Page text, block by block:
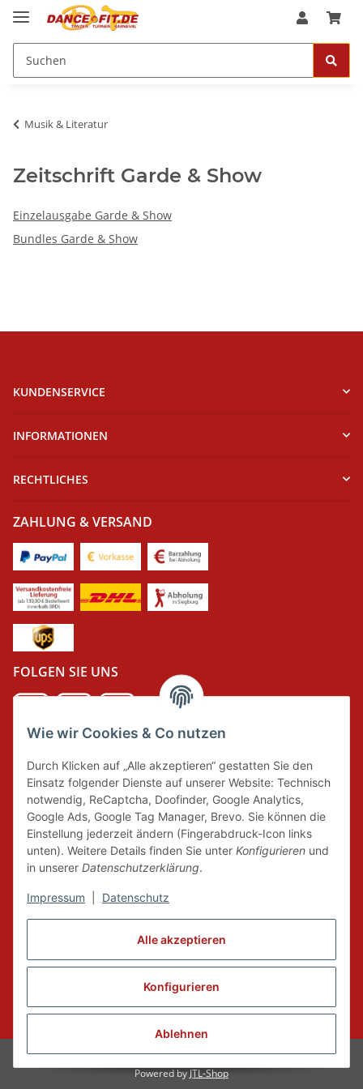
Alle akzeptieren
Konfigurieren
Ablehnen
Wie wir Cookies & Co nutzen
Durch Klicken auf „Alle akzeptieren“ gestatten Sie den
Einsatz folgender Dienste auf unserer Website: Technisch
notwendig, ReCaptcha, Doofinder, Google Analytics,
Google Ads, Google Tag Manager, Brevo. Sie können die
Einstellung jederzeit ändern (Fingerabdruck-Icon links
unten). Weitere Details finden Sie unter Konfigurieren und
in unserer Datenschutzerklärung.
Impressum Datenschutz
Musik & Literatur
Zeitschrift Garde & Show
Einzelausgabe Garde & Show
Bundles Garde & Show
KUNDENSERVICE
INFORMATIONEN
RECHTLICHES
ZAHLUNG & VERSAND
FOLGEN SIE UNS
Wir tragen Verantwortung und erfüllen unsere
Pflichten zur Systembeteiligung nach dem
Verpackungsgesetz.
FAIRCOMMERCE
Wir sind seit 04.12.2015 Mitglied der Initiative
Vertrag widerrufen
* Alle Preise inkl. gesetzlicher MwSt., zzgl.Versand
© Dance-Fit by Tanz und Event
Powered byJTL-Shop